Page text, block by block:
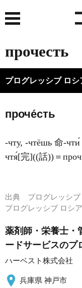
прочесть
プログレッシブ ロシ
проче́сть
-чту, -чтёшь 命-
чтя́[完]((話))＝
出典 プログレッシブ
プログレッシブ ロシ
薬剤師・栄養士・
ードサービスのプ
ハーベスト株式会社
兵庫県 神戸市